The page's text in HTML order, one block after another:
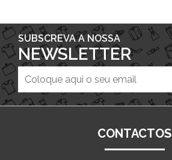
SUBSCREVA A NOSSA
NEWSLETTER
CONTACTOS